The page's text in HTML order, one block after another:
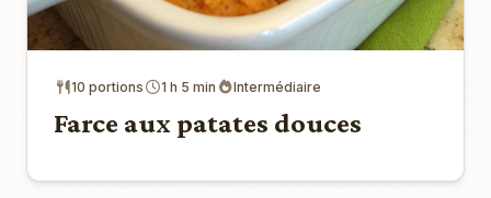
10 portions 1 h 5 min Intermédiaire
Farce aux patates douces